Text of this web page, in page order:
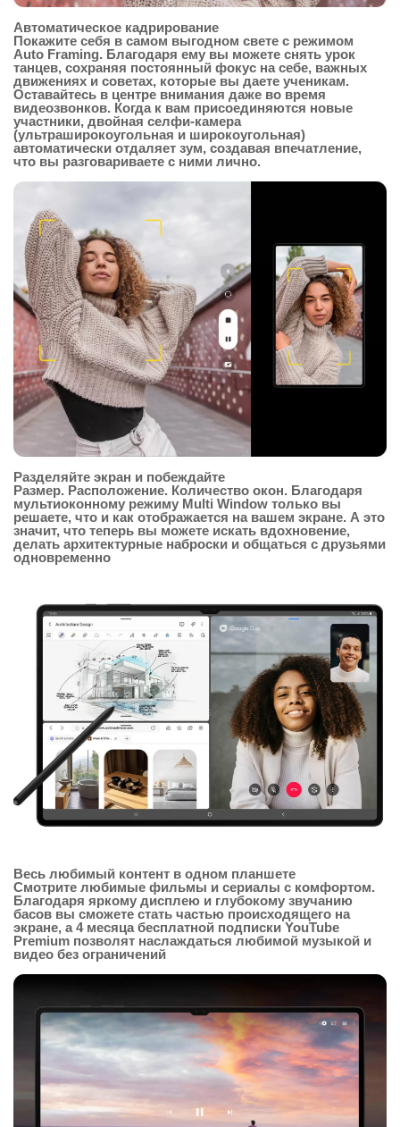
Автоматическое кадрирование
Покажите себя в самом выгодном свете с режимом
Auto Framing. Благодаря ему вы можете снять урок
танцев, сохраняя постоянный фокус на себе, важных
движениях и советах, которые вы даете ученикам.
Оставайтесь в центре внимания даже во время
видеозвонков. Когда к вам присоединяются новые
участники, двойная селфи-камера
(ультраширокоугольная и широкоугольная)
автоматически отдаляет зум, создавая впечатление,
что вы разговариваете с ними лично.
Разделяйте экран и побеждайте
Размер. Расположение. Количество окон. Благодаря
мультиоконному режиму Multi Window только вы
решаете, что и как отображается на вашем экране. А это
значит, что теперь вы можете искать вдохновение,
делать архитектурные наброски и общаться с друзьями
одновременно
Весь любимый контент в одном планшете
Смотрите любимые фильмы и сериалы с комфортом.
Благодаря яркому дисплею и глубокому звучанию
басов вы сможете стать частью происходящего на
экране, а 4 месяца бесплатной подписки YouTube
Premium позволят наслаждаться любимой музыкой и
видео без ограничений